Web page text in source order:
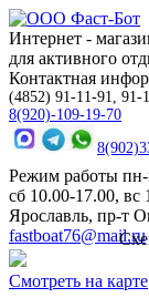
Интернет -
для активного
Контактная
(4852) 91-11-91, 91-
8(920)-109-19-70
Режим работы пн-
сб 10.00-17.00, вс
Ярославль, пр-т
fastboat76@mail.ru
Смотреть на карте